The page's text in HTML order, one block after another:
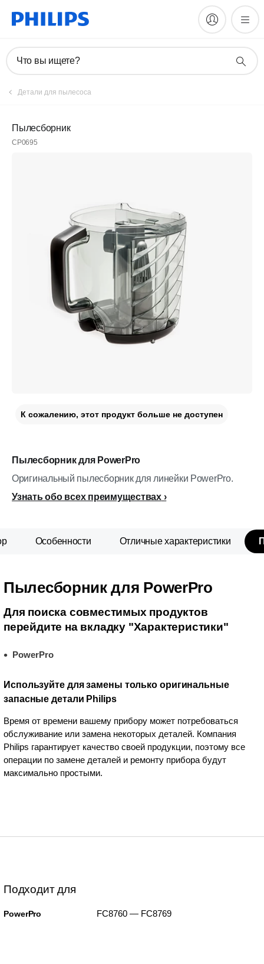
Что вы ищете?
Детали для пылесоса
Пылесборник
CP0695
Пылесборник для PowerPro
Оригинальный пылесборник для линейки PowerPro.
Узнать обо всех преимуществах
К сожалению, этот продукт больше не доступен
Особенности Отличные характеристики
Пылесборник для PowerPro
Для поиска совместимых продуктов
перейдите на вкладку "Характеристики"
PowerPro
Используйте для замены только оригинальные
запасные детали Philips
Время от времени вашему прибору может потребоваться
обслуживание или замена некоторых деталей. Компания
Philips гарантирует качество своей продукции, поэтому все
операции по замене деталей и ремонту прибора будут
максимально простыми.
Подходит для
PowerPro FC8760 — FC8769